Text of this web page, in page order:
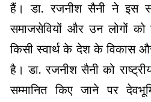
हैं। डा. रजनीश सैनी ने इस
समाजसेवियों और उन लोगों को
किसी स्वार्थ के देश के विकास
है। डा. रजनीश सैनी को
सम्मानित किए जाने पर